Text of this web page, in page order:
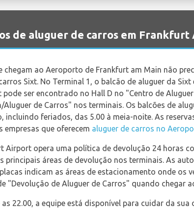
de aluguer de carros em
chegam ao Aeroporto de Frankfurt am Main não
Sixt. No Terminal 1, o balcão de aluguer da
pode ser encontrado no Hall D no "Centro de
Aluguer de Carros" nos terminais. Os balcões de
incluindo feriados, das 5.00 à meia-noite. As
empresas que oferecem aluguer de carros no
Airport opera uma política de devolução 24 horas
principais áreas de devolução nos terminais. As
indicam as áreas de estacionamento onde os
"Devolução de Aluguer de Carros" quando chegar
as 22.00, a equipe está disponível para cuidar da